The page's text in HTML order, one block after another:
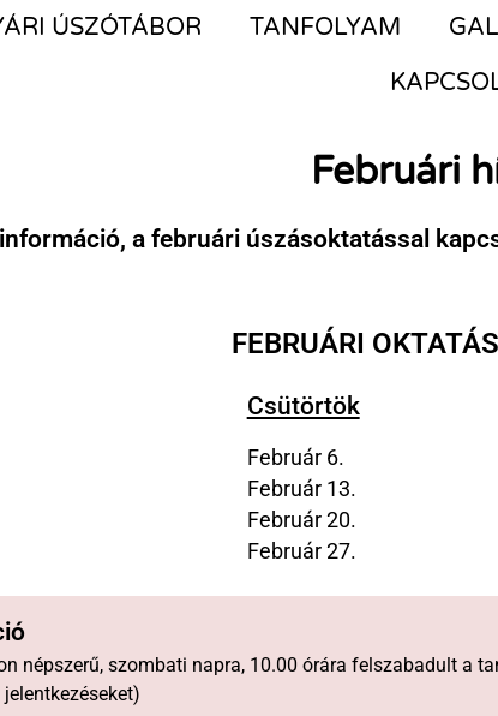
ÚSZÓTÁBOR TANFOLYAM
Februári
a februári úszásoktatással
FEBRUÁRI
Csütörtök
Február 6.
Február 13.
Február 20.
Február 27.
népszerű, szombati napra, 10.00 órára felszabadult a